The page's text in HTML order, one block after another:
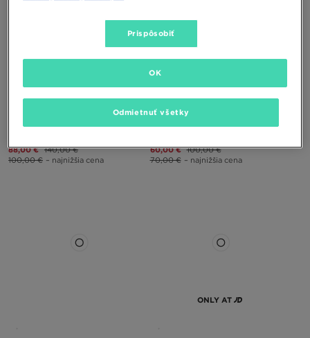
ASICS GEL-VENTURE 6 GTX
88,00 € 140,00 €
100,00 € – najnižšia cena
ASICS GEL-VENTURE 6
60,00 € 100,00 €
70,00 € – najnižšia cena
ONLY AT
Prispôsobiť
Odmietnuť všetky
OK